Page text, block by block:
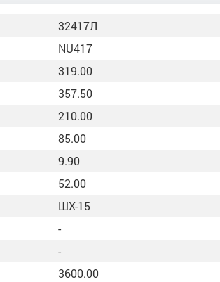
32417Л
NU417
319.00
357.50
210.00
85.00
9.90
52.00
ШХ-15
-
-
3600.00